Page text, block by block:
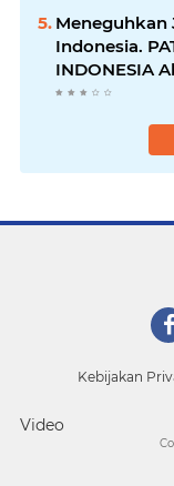
Diciduk
Meneguhkan
Indonesia.
INDONESIA
RAKERNAS II
Kebijakan
Video